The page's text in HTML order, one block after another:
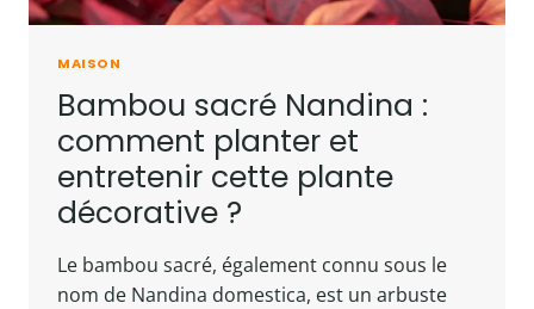
MAISON
Bambou sacré Nandina :
comment planter et
entretenir cette plante
décorative ?
Le bambou sacré, également connu sous le
nom de Nandina domestica, est un arbuste